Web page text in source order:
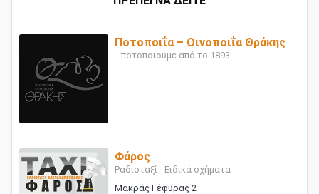
Ποτοποιΐα – Οινοποιΐα Θράκης
...ποτοποιούμε από το 1893
Φάρος
Ραδιοταξί - Ειδικά οχήματα
Μακράς Γέφυρας 2